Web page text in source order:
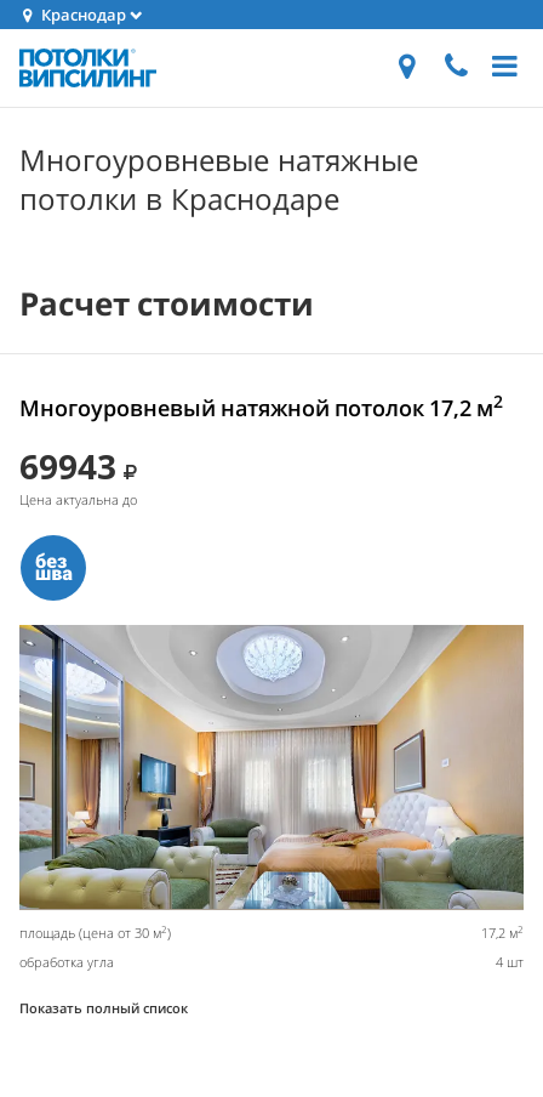
Краснодар
Многоуровневые натяжные
потолки в Краснодаре
Расчет стоимости
Многоуровневый натяжной потолок 17,2 м2
69943
Цена актуальна до
площадь (цена от 30 м2) 17,2 м2
обработка угла 4 шт
Показать полный список